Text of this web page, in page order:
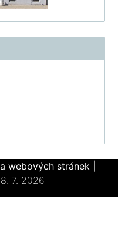
webových stránek
7. 2026